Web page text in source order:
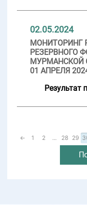
02.05.2024
МОНИТОРИНГ
РЕЗЕРВНОГО
МУРМАНСКОЙ
01 АПРЕЛЯ
Результат
← 1 2 ... 28 29